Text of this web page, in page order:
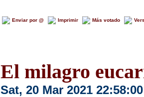
Enviar por @ Imprimir Más votado
El milagro
Sat, 20 Mar 2021 22:58:00